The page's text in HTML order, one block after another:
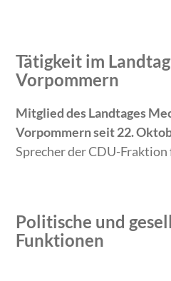
Tätigkeit im
Vorpommern
Mitglied des Landtages
Vorpommern seit 22.
Sprecher der CDU-
Politische und
Funktionen